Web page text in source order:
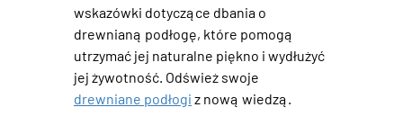
wskazówki dotyczące dbania o
drewnianą podłogę, które pomogą
utrzymać jej naturalne piękno i wydłużyć
jej żywotność. Odśwież swoje
drewniane podłogi z nową wiedzą.